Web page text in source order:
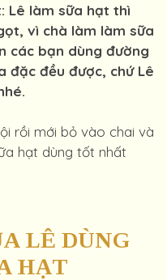
Lê làm sữa hạt thì
vì chà làm làm sữa
các bạn dùng đường
đặc đều được, chứ Lê
rồi mới bỏ vào chai và
hạt dùng tốt nhất
LÊ DÙNG
HẠT